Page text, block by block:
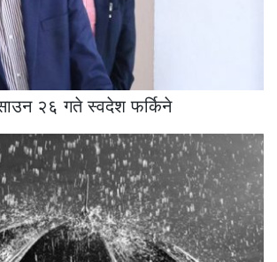
२६ गते स्वदेश फर्किने